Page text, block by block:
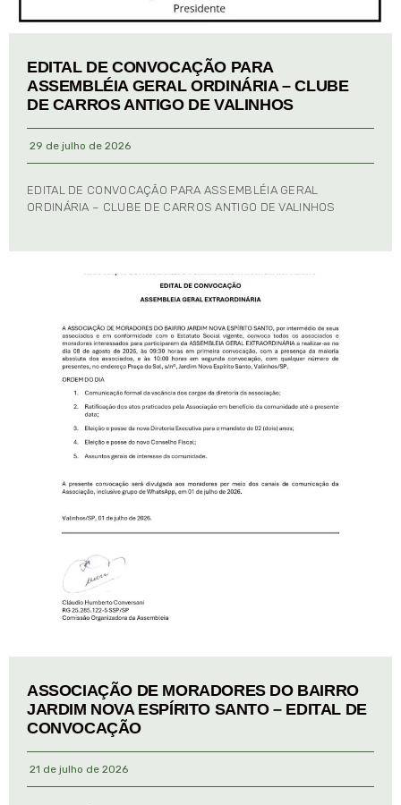
EDITAL DE CONVOCAÇÃO PARA
ASSEMBLÉIA GERAL ORDINÁRIA – CLUBE
DE CARROS ANTIGO DE VALINHOS
29 de julho de 2026
EDITAL DE CONVOCAÇÃO PARA ASSEMBLÉIA GERAL
ORDINÁRIA – CLUBE DE CARROS ANTIGO DE VALINHOS
ASSOCIAÇÃO DE MORADORES DO BAIRRO
JARDIM NOVA ESPÍRITO SANTO – EDITAL DE
CONVOCAÇÃO
21 de julho de 2026